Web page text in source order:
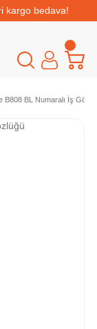
kargo bedava!
B808 BL Numaralı İş